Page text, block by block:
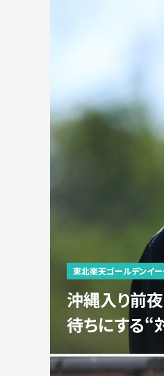
東北楽天ゴールデンイー
沖縄入り前
待ちにする“